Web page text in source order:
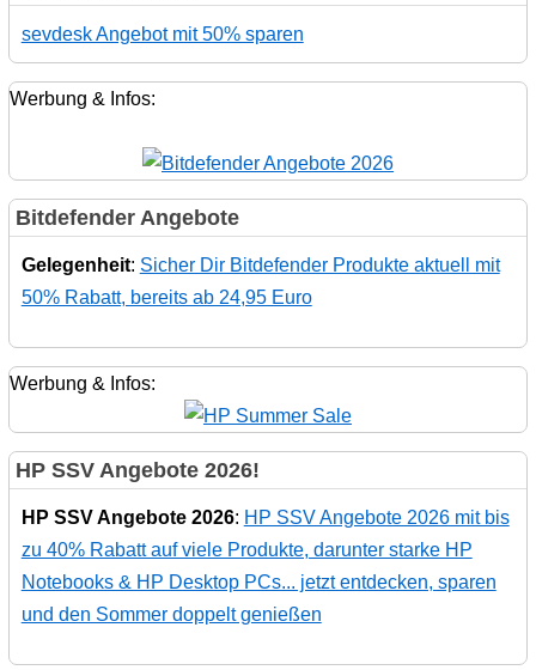
sevdesk Angebot mit 50% sparen
Werbung & Infos:
Bitdefender Angebote
Gelegenheit: Sicher Dir Bitdefender Produkte aktuell mit
50% Rabatt, bereits ab 24,95 Euro
Werbung & Infos:
HP SSV Angebote 2026!
HP SSV Angebote 2026: HP SSV Angebote 2026 mit bis
zu 40% Rabatt auf viele Produkte, darunter starke HP
Notebooks & HP Desktop PCs... jetzt entdecken, sparen
und den Sommer doppelt genießen